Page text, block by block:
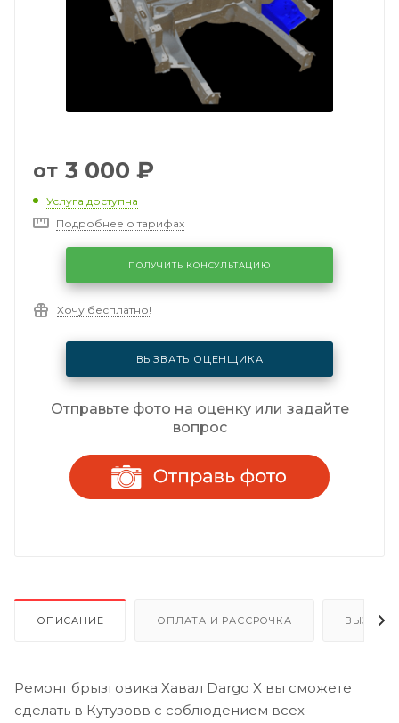
от 3 000 ₽
Услуга доступна
Подробнее о тарифах
ПОЛУЧИТЬ КОНСУЛЬТАЦИЮ
Хочу бесплатно!
ВЫЗВАТЬ ОЦЕНЩИКА
Отправьте фото на оценку или задайте
вопрос
ОПИСАНИЕ ОПЛАТА И РАССРОЧКА ВЫЗОВ
Ремонт брызговика Хавал Dargo X вы сможете
сделать в Кутузовв с соблюдением всех